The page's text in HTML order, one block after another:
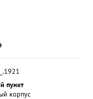
пункт
корпус